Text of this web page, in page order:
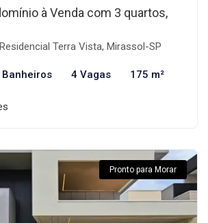
à Venda com 3 quartos,
Terra Vista, Mirassol-SP
Banheiros 4 Vagas 175 m²
Pronto para Morar